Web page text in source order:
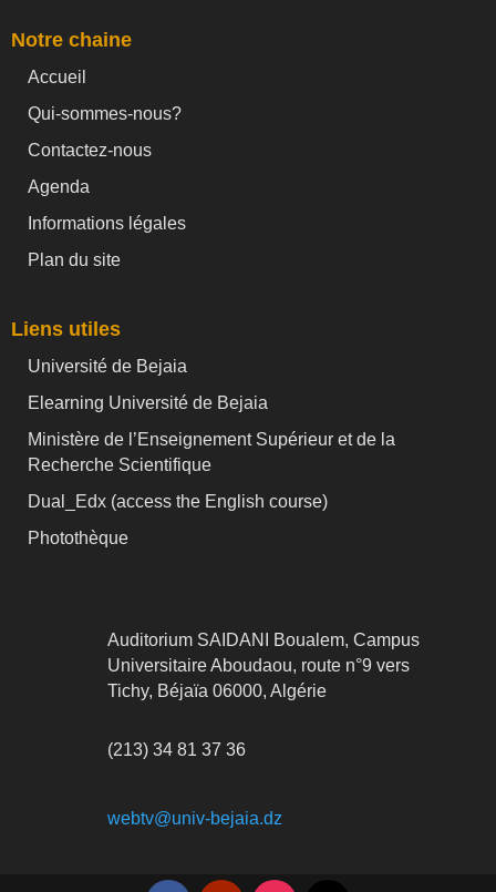
Notre chaine
Accueil
Qui-sommes-nous?
Contactez-nous
Agenda
Informations légales
Plan du site
Liens utiles
Université de Bejaia
Elearning Université de Bejaia
Ministère de l’Enseignement Supérieur et de la
Recherche Scientifique
Dual_Edx (access the English course)
Photothèque
Auditorium SAIDANI Boualem, Campus
Universitaire Aboudaou, route n°9 vers
Tichy, Béjaïa 06000, Algérie
(213) 34 81 37 36
webtv@univ-bejaia.dz